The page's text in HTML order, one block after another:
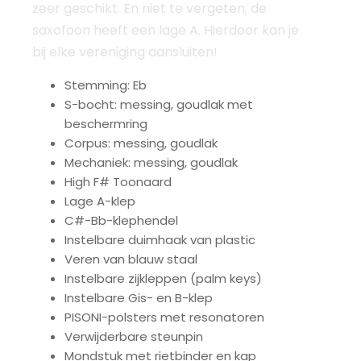
zeer geschikt. En niet te vergeten; de
saxofoon heeft een lage A. Hierdoor kan je
bij elke vereniging aansluiten!
Stemming: Eb
S-bocht: messing, goudlak met
beschermring
Corpus: messing, goudlak
Mechaniek: messing, goudlak
High F# Toonaard
Lage A-klep
C#-Bb-klephendel
Instelbare duimhaak van plastic
Veren van blauw staal
Instelbare zijkleppen (palm keys)
Instelbare Gis- en B-klep
PISONI-polsters met resonatoren
Verwijderbare steunpin
Mondstuk met rietbinder en kap